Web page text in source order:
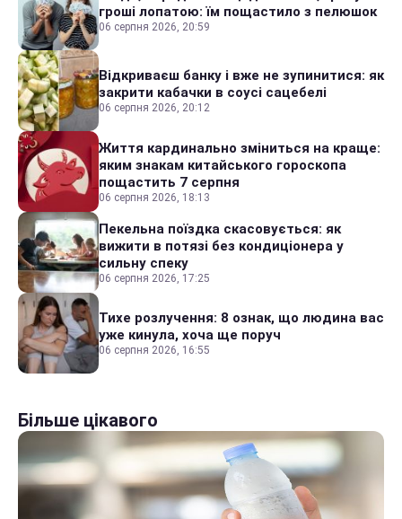
гроші лопатою: їм пощастило з пелюшок
06 серпня 2026, 20:59
Відкриваєш банку і вже не зупинитися: як
закрити кабачки в соусі сацебелі
06 серпня 2026, 20:12
Життя кардинально зміниться на краще:
яким знакам китайського гороскопа
пощастить 7 серпня
06 серпня 2026, 18:13
Пекельна поїздка скасовується: як
вижити в потязі без кондиціонера у
сильну спеку
06 серпня 2026, 17:25
Тихе розлучення: 8 ознак, що людина вас
уже кинула, хоча ще поруч
06 серпня 2026, 16:55
Більше цікавого